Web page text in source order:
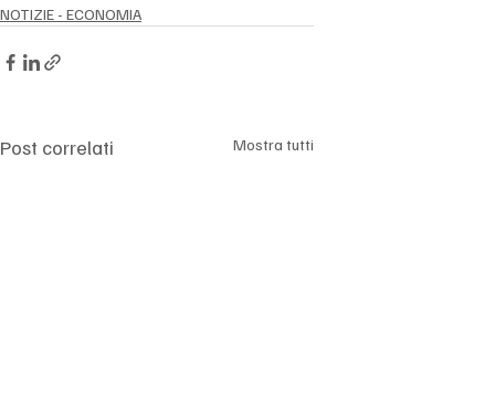
NOTIZIE - ECONOMIA
Post correlati Mostra tutti